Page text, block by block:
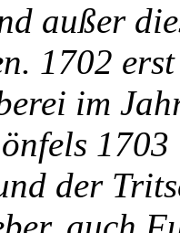
außer
1702
im
der